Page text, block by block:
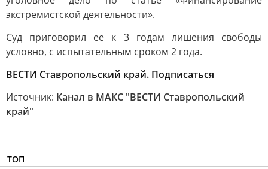
экстремистской деятельности».
Суд приговорил ее к 3 годам лишения свободы
условно, с испытательным сроком 2 года.
ВЕСТИ Ставропольский край. Подписаться
Источник: Канал в МАКС "ВЕСТИ Ставропольский
край"
ТОП